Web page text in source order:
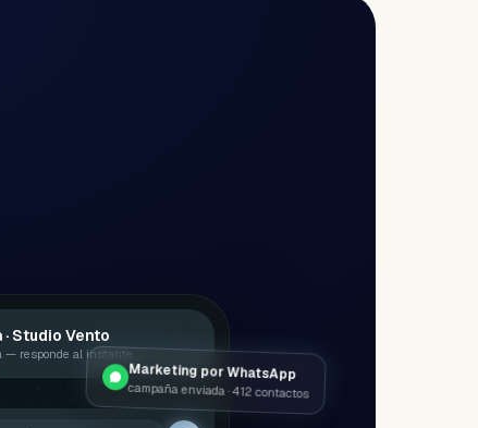
· Studio Vento
— responde al instante
Marketing por WhatsApp
campaña enviada · 412 contactos